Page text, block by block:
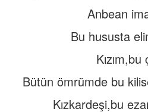
Anbean
Bu hususta
Bütün ömrümde bu
Kızkardeşi,bu